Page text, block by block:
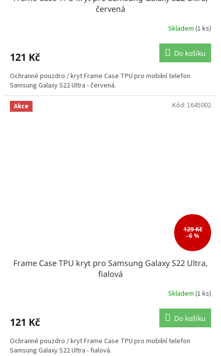
červená
Skladem (1 ks)
121 Kč Do košíku
Ochranné pouzdro / kryt Frame Case TPU pro mobilní telefon
Samsung Galaxy S22 Ultra - červená.
Akce
129 Kč
–6 %
Frame Case TPU kryt pro Samsung Galaxy S22 Ultra,
fialová
Skladem (1 ks)
121 Kč Do košíku
Ochranné pouzdro / kryt Frame Case TPU pro mobilní telefon
Samsung Galaxy S22 Ultra - fialová.
Kód: 1645002